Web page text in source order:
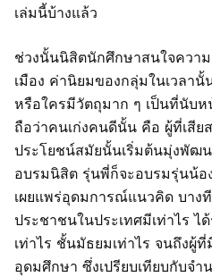
เล่มนี้บ้างแล้ว
ช่วงนั้นนิสิตนักศึกษาสนใจควา
เมือง ค่านิยมของกลุ่มในเวลา
หรือใครมีวัตถุมาก ๆ เป็นที่นับ
ถือว่าคนเก่งคนดีนั้น คือ ผู้ที่เสีย
ประโยชน์สมัยนั้นเริ่มต้นมุ่งพัฒ
อบรมนิสิต รุ่นพี่ก็จะอบรมรุ่นน้
เผยแพร่อุดมการณ์แนวคิด บาง
ประชาชนในประเทศมีเท่าไร
เท่าไร ชั้นมัธยมเท่าไร จนถึงผู้
อุดมศึกษา ซึ่งเปรียบเทียบกับจ